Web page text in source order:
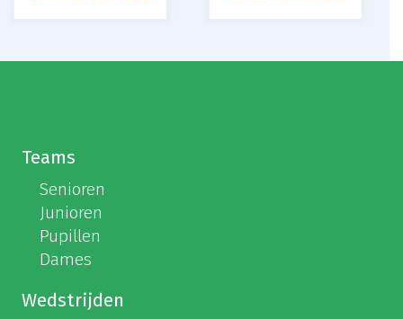
Teams
Senioren
Junioren
Pupillen
Dames
Wedstrijden